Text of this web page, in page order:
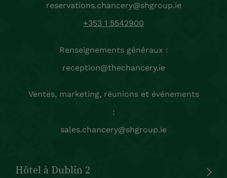
reservations.chancery@shgroup.ie
+353 1 5542900
Renseignements généraux :
reception@thechancery.ie
Ventes, marketing, réunions et événements
:
sales.chancery@shgroup.ie
Hôtel à Dublin 2